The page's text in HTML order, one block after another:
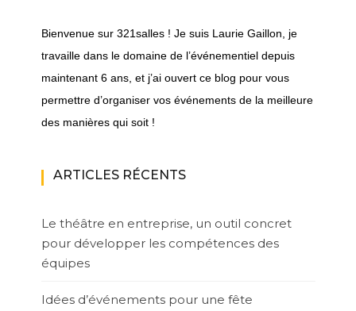
Bienvenue sur 321salles ! Je suis Laurie Gaillon, je
travaille dans le domaine de l’événementiel depuis
maintenant 6 ans, et j’ai ouvert ce blog pour vous
permettre d’organiser vos événements de la meilleure
des manières qui soit !
ARTICLES RÉCENTS
Le théâtre en entreprise, un outil concret
pour développer les compétences des
équipes
Idées d’événements pour une fête